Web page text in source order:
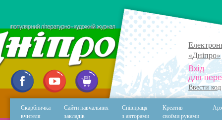
«Дніпро»
Вхід
для
Ввести
Скарбничка
вчителя
Сайти навчальних
закладів
Співпраця
з авторами
Креатив
своїми руками